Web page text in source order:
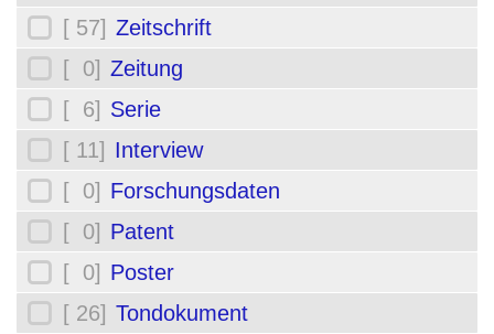
[ 57] Zeitschrift
[ 0] Zeitung
[ 6] Serie
[ 11] Interview
[ 0] Forschungsdaten
[ 0] Patent
[ 0] Poster
[ 26] Tondokument